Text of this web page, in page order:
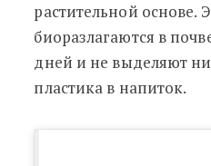
растительной основе.
биоразлагаются в
дней и не выделяют
пластика в напиток.